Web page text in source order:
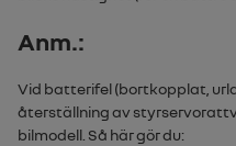
Anm.:
Vid batterifel(bortkopplat,
återställning av
bilmodell. Så här gör du: